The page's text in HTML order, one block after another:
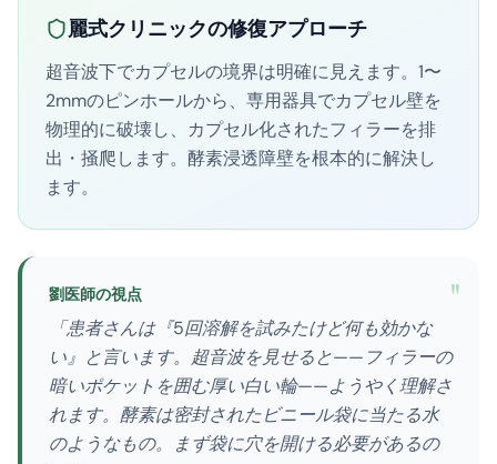
麗式クリニックの修復アプローチ
超音波下でカプセルの境界は明確に見えます。1〜
2mmのピンホールから、専用器具でカプセル壁を
物理的に破壊し、カプセル化されたフィラーを排
出・掻爬します。酵素浸透障壁を根本的に解決し
ます。
"
劉医師の視点
「患者さんは『5回溶解を試みたけど何も効かな
い』と言います。超音波を見せると——フィラーの
暗いポケットを囲む厚い白い輪——ようやく理解さ
れます。酵素は密封されたビニール袋に当たる水
のようなもの。まず袋に穴を開ける必要があるの